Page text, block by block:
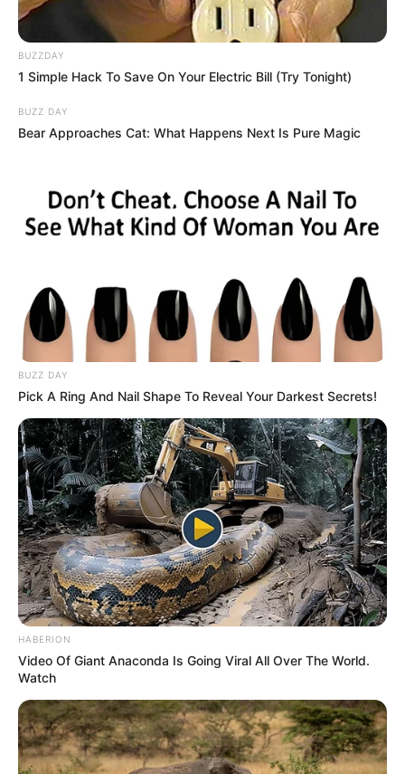
τον λόγο Πούτιν: Είναι η έναρξη της
Νικηφόρας...
Κυριακή, 2 Οκτωβρίου 2022, 13:05
ΑΠΑΓΟΡΕΥΣΗΣ rapid test από
τον Ε.Ο.Φ αναγράφεται
καθαρά ότι...
στη σύγχρονη Ιστορία
Διέρρευσε η κρίσιμη
συμφωνία ΕΕ – Pfizer
Μια σημαντική και δίκαιη
ανάλυση της ομιλίας του
BUZZDAY
1 Simple Hack To Save On Your Electric Bill (Try Tonight)
BUZZ DAY
Bear Approaches Cat: What Happens Next Is Pure Magic
BUZZ DAY
Pick A Ring And Nail Shape To Reveal Your Darkest Secrets!
HABERION
Video Of Giant Anaconda Is Going Viral All Over The World.
Watch